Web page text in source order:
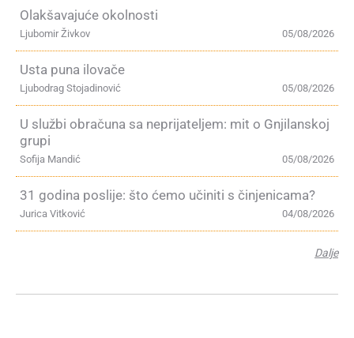
Olakšavajuće okolnosti
05/08/2026
Ljubomir Živkov
Usta puna ilovače
05/08/2026
Ljubodrag Stojadinović
U službi obračuna sa neprijateljem: mit o Gnjilanskoj
grupi
05/08/2026
Sofija Mandić
31 godina poslije: što ćemo učiniti s činjenicama?
04/08/2026
Jurica Vitković
Dalje